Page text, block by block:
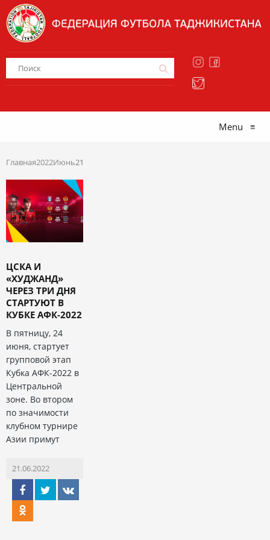
Menu ≡
Главная2022Июнь21
ЦСКА И
«ХУДЖАНД»
ЧЕРЕЗ ТРИ ДНЯ
СТАРТУЮТ В
КУБКЕ АФК-2022
В пятницу, 24
июня, стартует
групповой этап
Кубка АФК-2022 в
Центральной
зоне. Во втором
по значимости
клубном турнире
Азии примут
21.06.2022